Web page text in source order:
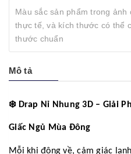
Màu sắc sản phẩm trong
thực tế, và kích thước có thể
thước chuẩn
Mô tả
❄️Drap Nỉ Nhung 3D – Giải
Giấc Ngủ Mùa Đông
Mỗi khi đông về, cảm giác